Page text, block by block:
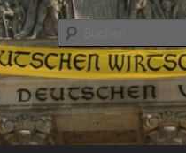
und Gesellschaft